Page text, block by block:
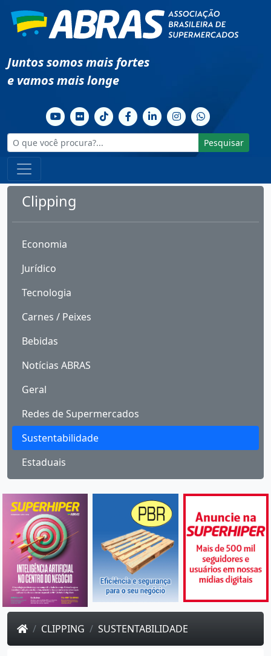
Juntos somos mais fortes
e vamos mais longe
Pesquisar
Clipping
Economia
Jurídico
Tecnologia
Carnes / Peixes
Bebidas
Notícias ABRAS
Geral
Redes de Supermercados
Sustentabilidade
Estaduais
CLIPPING SUSTENTABILIDADE